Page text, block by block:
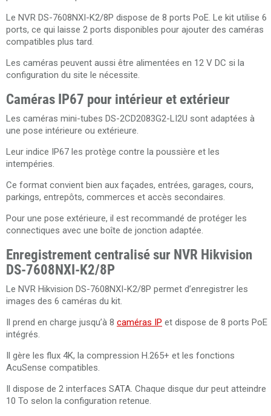
Le NVR DS-7608NXI-K2/8P dispose de 8 ports PoE. Le kit utilise 6
ports, ce qui laisse 2 ports disponibles pour ajouter des caméras
compatibles plus tard.
Les caméras peuvent aussi être alimentées en 12 V DC si la
configuration du site le nécessite.
Caméras IP67 pour intérieur et extérieur
Les caméras mini-tubes DS-2CD2083G2-LI2U sont adaptées à
une pose intérieure ou extérieure.
Leur indice IP67 les protège contre la poussière et les
intempéries.
Ce format convient bien aux façades, entrées, garages, cours,
parkings, entrepôts, commerces et accès secondaires.
Pour une pose extérieure, il est recommandé de protéger les
connectiques avec une boîte de jonction adaptée.
Enregistrement centralisé sur NVR Hikvision
DS-7608NXI-K2/8P
Le NVR Hikvision DS-7608NXI-K2/8P permet d’enregistrer les
images des 6 caméras du kit.
Il prend en charge jusqu’à 8 caméras IP et dispose de 8 ports PoE
intégrés.
Il gère les flux 4K, la compression H.265+ et les fonctions
AcuSense compatibles.
Il dispose de 2 interfaces SATA. Chaque disque dur peut atteindre
10 To selon la configuration retenue.